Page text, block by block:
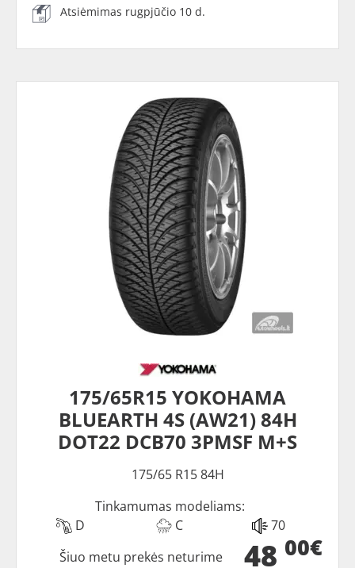
Atsiėmimas rugpjūčio 10 d.
175/65R15 YOKOHAMA
BLUEARTH 4S (AW21) 84H
DOT22 DCB70 3PMSF M+S
175/65 R15 84H
Tinkamumas modeliams:
D
C 70
48 00€
Šiuo metu prekės neturime